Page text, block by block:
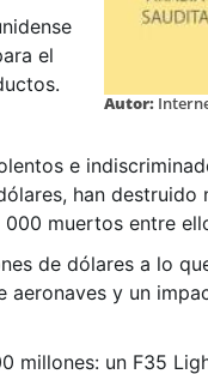
Autor:
el
e
han
muertos entre
de dólares a lo
y un
millones: un F35